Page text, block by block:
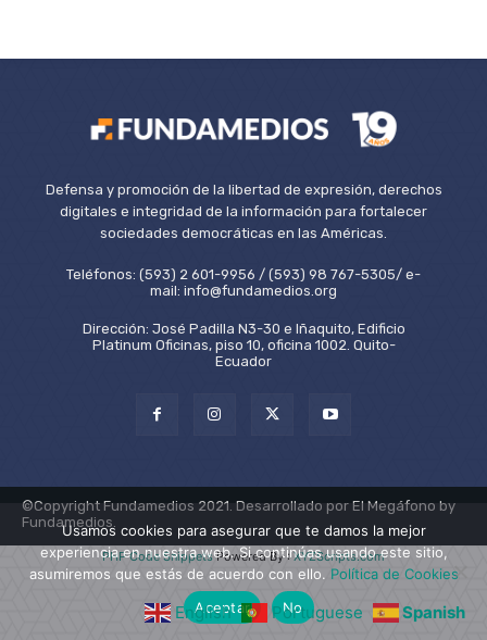
Defensa y promoción de la libertad de expresión, derechos
digitales e integridad de la información para fortalecer
sociedades democráticas en las Américas.
Teléfonos: (593) 2 601-9956 / (593) 98 767-5305/ e-
mail: info@fundamedios.org
Dirección: José Padilla N3-30 e Iñaquito, Edificio
Platinum Oficinas, piso 10, oficina 1002. Quito-
Ecuador
©Copyright Fundamedios 2021. Desarrollado por El Megáfono by
Fundamedios.
English Portuguese Spanish
PHP Code SnippetsPowered By :XYZScripts.com
Usamos cookies para asegurar que te damos la mejor
experiencia en nuestra web. Si continúas usando este sitio,
asumiremos que estás de acuerdo con ello. Política de Cookies
Aceptar
No